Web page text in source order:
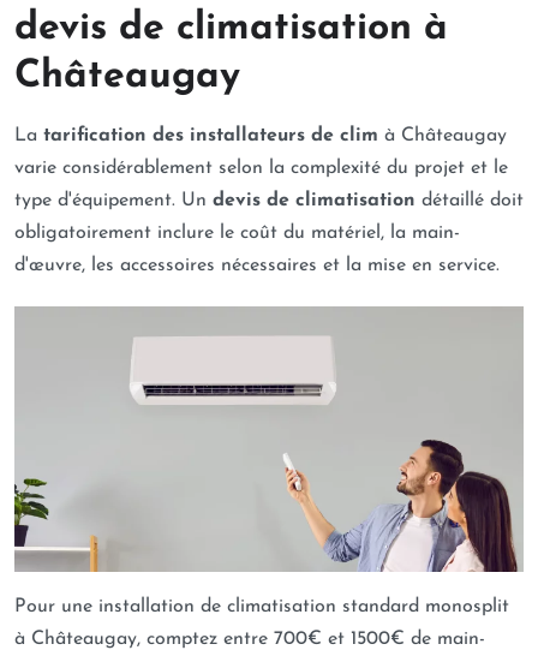
devis de climatisation à
Châteaugay
La tarification des installateurs de clim à Châteaugay
varie considérablement selon la complexité du projet et le
type d'équipement. Un devis de climatisation détaillé doit
obligatoirement inclure le coût du matériel, la main-
d'œuvre, les accessoires nécessaires et la mise en service.
Pour une installation de climatisation standard monosplit
à Châteaugay, comptez entre 700€ et 1500€ de main-